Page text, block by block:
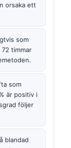
orsaka ett
som
timmar
som
är positiv i
följer
blandad